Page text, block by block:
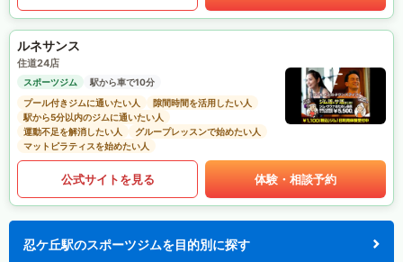
ルネサンス
住道24店
スポーツジム
駅から車で10分
プール付きジムに通いたい人
隙間時間を活用したい人
駅から5分以内のジムに通いたい人
運動不足を解消したい人
グループレッスンで始めたい人
マットピラティスを始めたい人
公式サイトを見る 体験・相談予約
忍ケ丘駅のスポーツジムを目的別に探す